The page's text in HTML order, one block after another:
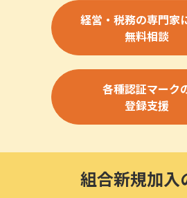
経営・税務の専門家
無料相談
各種認証マーク
登録支援
組合新規加入